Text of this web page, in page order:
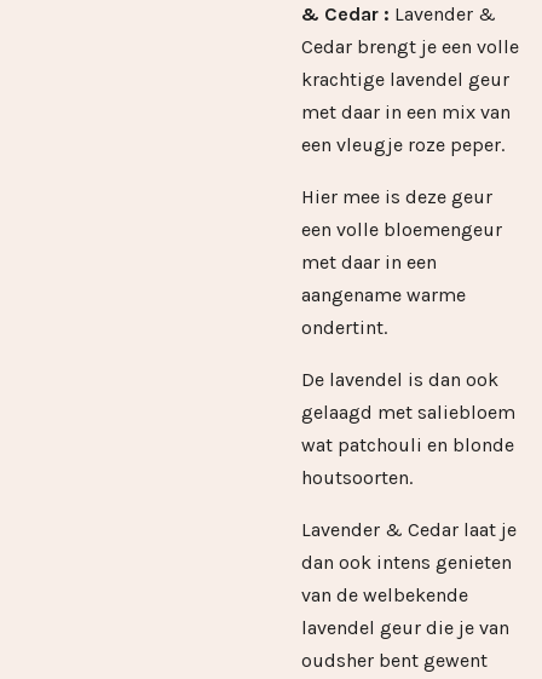
& Cedar : Lavender &
Cedar brengt je een volle
krachtige lavendel geur
met daar in een mix van
een vleugje roze peper.
Hier mee is deze geur
een volle bloemengeur
met daar in een
aangename warme
ondertint.
De lavendel is dan ook
gelaagd met saliebloem
wat patchouli en blonde
houtsoorten.
Lavender & Cedar laat je
dan ook intens genieten
van de welbekende
lavendel geur die je van
oudsher bent gewent